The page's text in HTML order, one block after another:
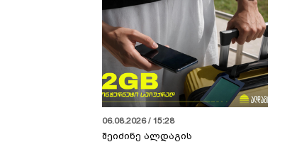
06.08.2026 / 15:28
შეიძინე ალდაგის